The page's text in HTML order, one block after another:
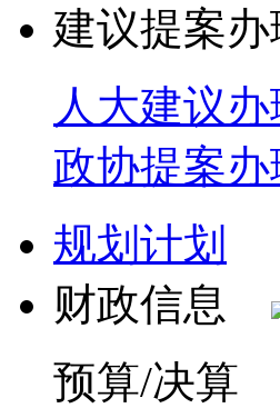
建议提案
人大建议
政协提案
规划计划
财政信息
预算/决算